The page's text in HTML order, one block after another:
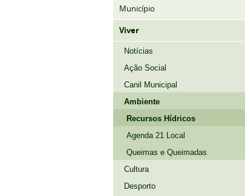
Município
Viver
Notícias
Ação Social
Canil Municipal
Ambiente
Recursos Hídricos
Agenda 21 Local
Queimas e Queimadas
Cultura
Desporto